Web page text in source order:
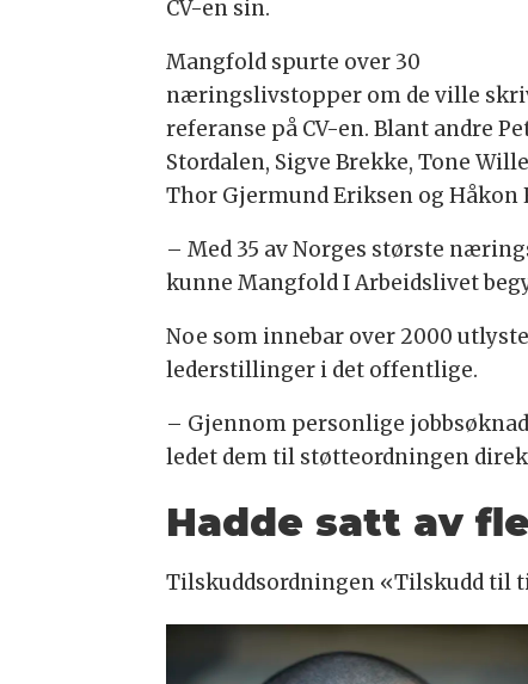
CV-en sin.
Mangfold spurte over 30
næringslivstopper om de ville
referanse på CV-en. Blant andre
Stordalen, SigveBrekke, Tone
Thor Gjermund Eriksen og Håkon
– Med 35 av Norges største
kunne Mangfold I Arbeidslivet
Noe som innebar over 2000
lederstillinger i det offentlige.
– Gjennom personlige
ledet dem til støtteordningen
Hadde satt av
Tilskuddsordningen «Tilskudd til